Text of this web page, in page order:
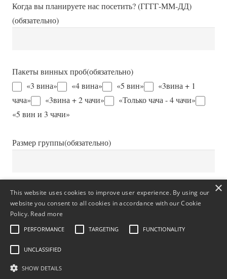
Когда вы планируете нас посетить? (ГГГГ-ММ-ДД)
(обязательно)
Пакеты винных проб(обязательно)
«3 вина»
«4 вина» «5 вин»
«3вина + 1
чача»
«3вина + 2 чачи»
«Только чача - 4 чачи»
«5 вин и 3 чачи»
Размер группы(обязательно)
Дополнительная информация ×
This website uses cookies to improve user experience. By using our
website you consent to all cookies in accordance with our Cookie
Policy. Read more
PERFORMANCE TARGETING FUNCTIONALITY
UNCLASSIFIED
SHOW DETAILS